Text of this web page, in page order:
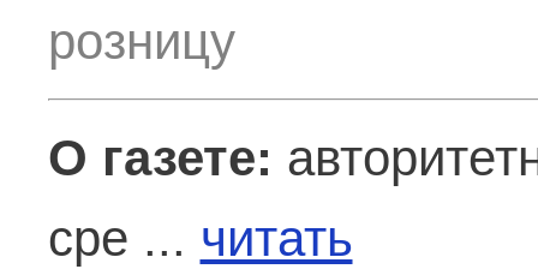
розницу
О газете:
сре ... читать